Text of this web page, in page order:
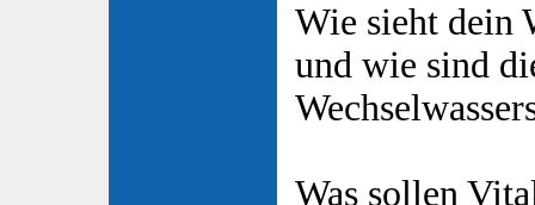
Wie sieht dein
und wie sind
Was sollen